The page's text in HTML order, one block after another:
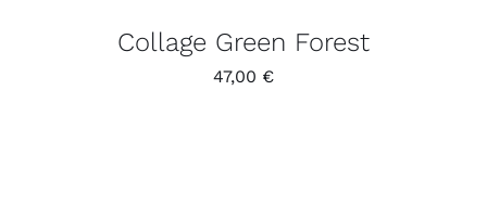
Collage Green Forest
47,00 €